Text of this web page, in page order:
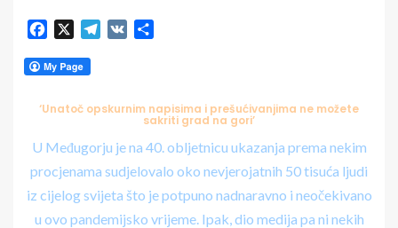
Facebook Telegram
VK
‘Unatoč opskurnim napisima i prešućivanjima ne možete
sakriti grad na gori’
U Međugorju je na 40. obljetnicu ukazanja prema nekim
procjenama sudjelovalo oko nevjerojatnih 50 tisuća ljudi
iz cijelog svijeta što je potpuno nadnaravno i neočekivano
u ovo pandemijsko vrijeme. Ipak, dio medija pa ni nekih